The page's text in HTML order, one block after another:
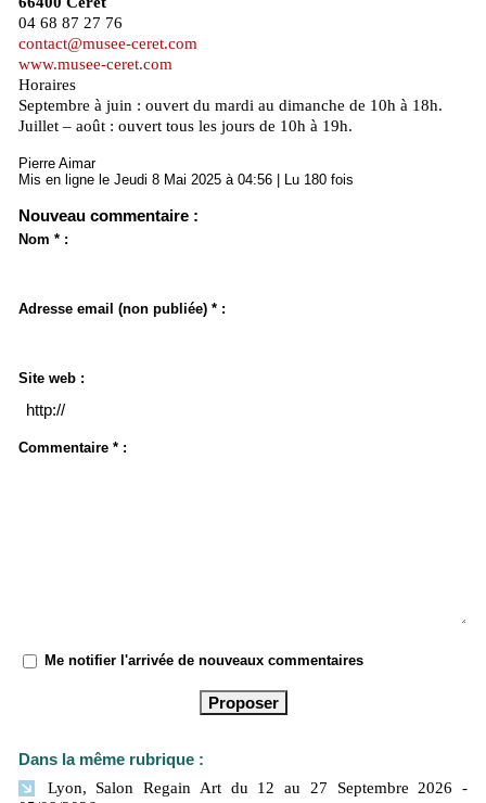
04 68 87 27 76
contact@musee-ceret.com
www.musee-ceret.com
Horaires
Septembre à juin : ouvert du mardi au dimanche de 10h à 18h.
Juillet – août : ouvert tous les jours de 10h à 19h.
Pierre Aimar
Mis en ligne le Jeudi 8 Mai 2025 à 04:56 | Lu 180 fois
Nouveau commentaire :
Nom * :
Adresse email (non publiée) * :
Site web :
Commentaire * :
Me notifier l'arrivée de nouveaux commentaires
Dans la même rubrique :
Lyon, Salon Regain Art du 12 au 27 Septembre 2026
-